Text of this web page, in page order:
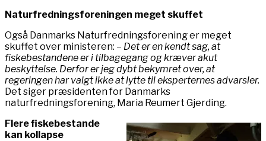
Naturfredningsforeningen meget skuffet
Også Danmarks Naturfredningsforening er meget
skuffet over ministeren: – Det er en kendt sag, at
fiskebestandene er i tilbagegang og kræver akut
beskyttelse. Derfor er jeg dybt bekymret over, at
regeringen har valgt ikke at lytte til eksperternes advarsler.
Det siger præsidenten for Danmarks
naturfredningsforening, Maria Reumert Gjerding.
Flere fiskebestande
kan kollapse